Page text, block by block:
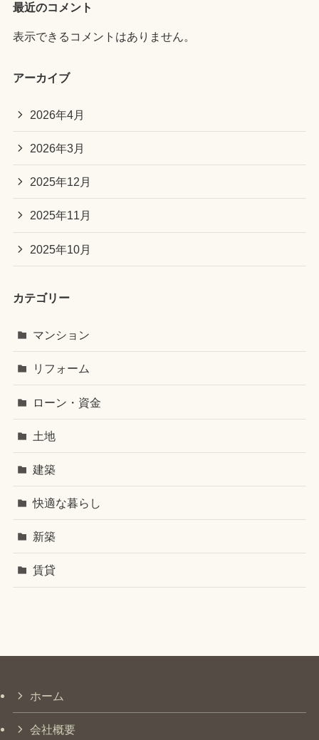
最近のコメント
表示できるコメントはありません。
アーカイブ
2026年4月
2026年3月
2025年12月
2025年11月
2025年10月
カテゴリー
マンション
リフォーム
ローン・資金
土地
建築
快適な暮らし
新築
賃貸
ホーム
会社概要